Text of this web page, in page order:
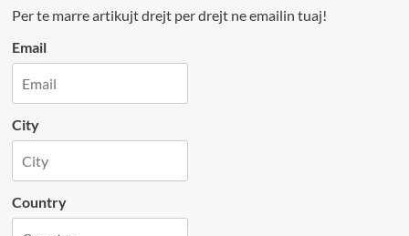
Per te marre artikujt drejt per drejt ne emailin tuaj!
Email
City
Country